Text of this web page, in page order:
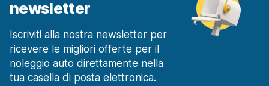
newsletter
Iscriviti alla nostra newsletter per
ricevere le migliori offerte per il
noleggio auto direttamente nella
tua casella di posta elettronica.